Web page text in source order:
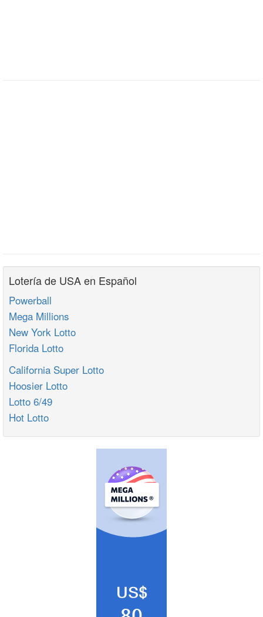
Lotería de USA en Español
Powerball
Mega Millions
New York Lotto
Florida Lotto
California Super Lotto
Hoosier Lotto
Lotto 6/49
Hot Lotto